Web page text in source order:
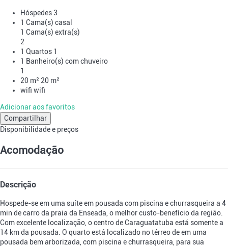
Hóspedes 3
1 Cama(s) casal
1 Cama(s) extra(s)
2
1 Quartos 1
1 Banheiro(s) com chuveiro
1
20 m² 20 m²
wifi wifi
Adicionar aos favoritos
Compartilhar
Disponibilidade e preços
Acomodação
Descrição
Hospede-se em uma suíte em pousada com piscina e churrasqueira a 4
min de carro da praia da Enseada, o melhor custo-benefício da região.
Com excelente localização, o centro de Caraguatatuba está somente a
14 km da pousada. O quarto está localizado no térreo de em uma
pousada bem arborizada, com piscina e churrasqueira, para sua